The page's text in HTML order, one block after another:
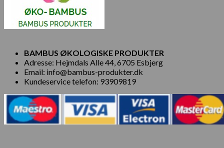
BAMBUS ØKOLOGISKE PRODUKTER
Adresse: Hejmdals Alle 44, 6705 Esbjerg
Email: info@bambus-produkter.dk
Kundeservice telefon: 93909819